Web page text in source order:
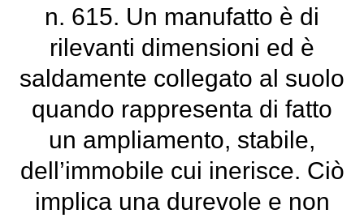
n. 615. Un manufatto è di
rilevanti dimensioni ed è
saldamente collegato al suolo
quando rappresenta di fatto
un ampliamento, stabile,
dell’immobile cui inerisce. Ciò
implica una durevole e non